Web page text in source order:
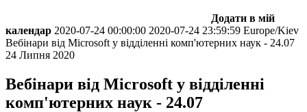
Додати в мій
календар 2020-07-24 00:00:00 2020-07-24 23:59:59 Europe/Kiev
Вебінари від Microsoft у відділенні комп'ютерних наук - 24.07
24 Липня 2020
Вебінари від Microsoft у відділенні
комп'ютерних наук - 24.07